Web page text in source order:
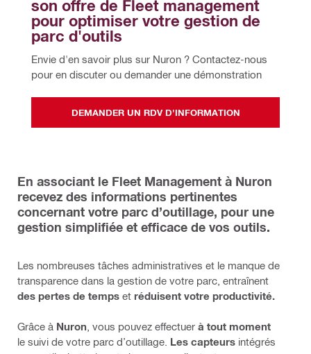
son offre de Fleet management
pour optimiser votre gestion de
parc d'outils
Envie d'en savoir plus sur Nuron ? Contactez-nous
pour en discuter ou demander une démonstration
DEMANDER UN RDV D'INFORMATION
En associant le Fleet Management à Nuron
recevez des informations pertinentes
concernant votre parc d’outillage, pour une
gestion simplifiée et efficace de vos outils.
Les nombreuses tâches administratives et le manque de
transparence dans la gestion de votre parc, entraînent
des pertes de temps et réduisent votre productivité.
Grâce à Nuron , vous pouvez effectuer à tout moment
le suivi de votre parc d’outillage. Les capteurs intégrés